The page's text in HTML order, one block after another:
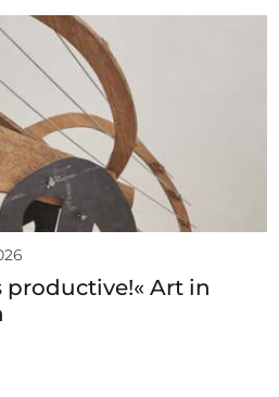
productive!« Art in